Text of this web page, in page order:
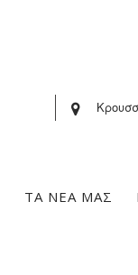
ΤΑ ΝΕΑ ΜΑΣ